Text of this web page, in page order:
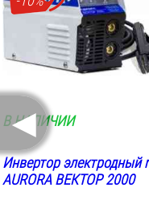
В НАЛИЧИИ
Инвертор электродный
AURORA ВЕКТОР 2000
◄